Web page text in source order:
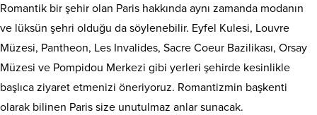
Romantik bir şehir olan Paris hakkında aynı zamanda modanın
ve lüksün şehri olduğu da söylenebilir. Eyfel Kulesi, Louvre
Müzesi, Pantheon, Les Invalides, Sacre Coeur Bazilikası, Orsay
Müzesi ve Pompidou Merkezi gibi yerleri şehirde kesinlikle
başlıca ziyaret etmenizi öneriyoruz. Romantizmin başkenti
olarak bilinen Paris size unutulmaz anlar sunacak.